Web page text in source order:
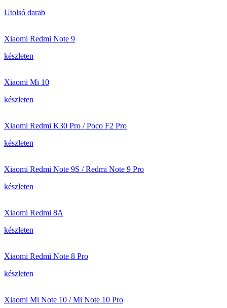
Utolsó darab
Xiaomi Redmi Note 9
készleten
Xiaomi Mi 10
készleten
Xiaomi Redmi K30 Pro / Poco F2 Pro
készleten
Xiaomi Redmi Note 9S / Redmi Note 9 Pro
készleten
Xiaomi Redmi 8A
készleten
Xiaomi Redmi Note 8 Pro
készleten
Xiaomi Mi Note 10 / Mi Note 10 Pro